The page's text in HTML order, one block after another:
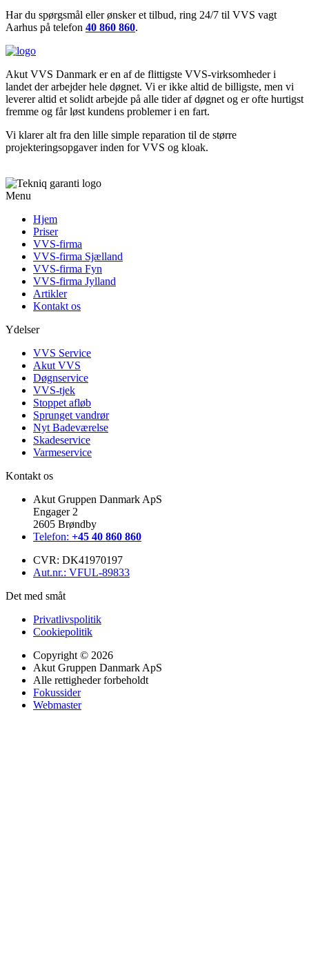
Har du spørgsmål eller ønsker et tilbud, ring 24/7 til VVS vagt
Aarhus på telefon 40 860 860.
Akut VVS Danmark er en af de flittigste VVS-virksomheder i
landet der arbejder hele døgnet. Vi er ikke altid de billigste, men vi
leverer altid et solidt arbejde på alle tider af døgnet og er ofte hurtigst
fremme og får løst kundens problemer i en fart.
Vi klarer alt fra den lille simple reparation til de større
projekteringsopgaver inden for VVS og kloak.
Menu
Hjem
Priser
VVS-firma
VVS-firma Sjælland
VVS-firma Fyn
VVS-firma Jylland
Artikler
Kontakt os
Ydelser
VVS Service
Akut VVS
Døgnservice
VVS-tjek
Stoppet afløb
Sprunget vandrør
Nyt Badeværelse
Skadeservice
Varmeservice
Kontakt os
Akut Gruppen Danmark ApS
Engager 2
2605 Brøndby
Telefon: +45 40 860 860
CVR: DK41970197
Aut.nr.: VFUL-89833
Det med småt
Privatlivspolitik
Cookiepolitik
Copyright © 2026
Akut Gruppen Danmark ApS
Alle rettigheder forbeholdt
Fokussider
Webmaster